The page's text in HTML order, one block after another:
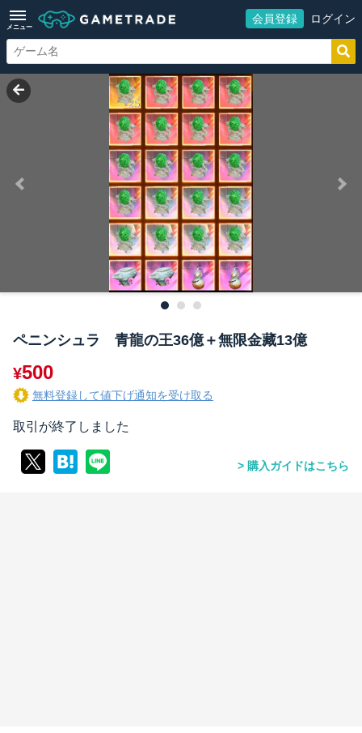
メニュー
会員登録 ログイン
ペニンシュラ 青龍の王36億＋無限金藏13億
¥500
無料登録して値下げ通知を受け取る
取引が終了しました
購入ガイドはこちら